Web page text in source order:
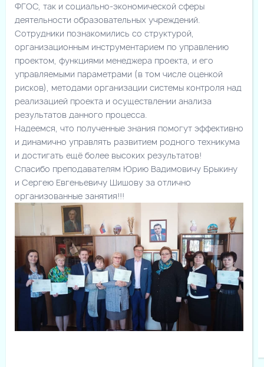
ФГОС, так и социально-экономической сферы
деятельности образовательных учреждений.
Сотрудники познакомились со структурой,
организационным инструментарием по управлению
проектом, функциями менеджера проекта, и его
управляемыми параметрами (в том числе оценкой
рисков), методами организации системы контроля над
реализацией проекта и осуществлении анализа
результатов данного процесса.
Надеемся, что полученные знания помогут эффективно
и динамично управлять развитием родного техникума
и достигать ещё более высоких результатов!
Спасибо преподавателям Юрию Вадимовичу Брыкину
и Сергею Евгеньевичу Шишову за отлично
организованные занятия!!!